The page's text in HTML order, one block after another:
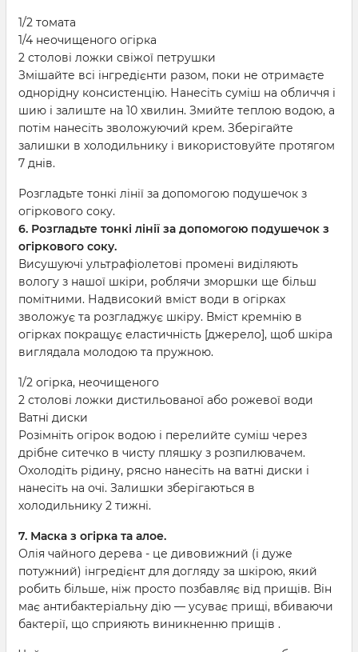
1/2 томата
1/4 неочищеного огірка
2 столові ложки свіжої петрушки
Змішайте всі інгредієнти разом, поки не отримаєте
однорідну консистенцію. Нанесіть суміш на обличчя і
шию і залиште на 10 хвилин. Змийте теплою водою, а
потім нанесіть зволожуючий крем. Зберігайте
залишки в холодильнику і використовуйте протягом
7 днів.
Розгладьте тонкі лінії за допомогою подушечок з
огіркового соку.
6. Розгладьте тонкі лінії за допомогою подушечок з
огіркового соку.
Висушуючі ультрафіолетові промені виділяють
вологу з нашої шкіри, роблячи зморшки ще більш
помітними. Надвисокий вміст води в огірках
зволожує та розгладжує шкіру. Вміст кремнію в
огірках покращує еластичність [джерело], щоб шкіра
виглядала молодою та пружною.
1/2 огірка, неочищеного
2 столові ложки дистильованої або рожевої води
Ватні диски
Розімніть огірок водою і перелийте суміш через
дрібне ситечко в чисту пляшку з розпилювачем.
Охолодіть рідину, рясно нанесіть на ватні диски і
нанесіть на очі. Залишки зберігаються в
холодильнику 2 тижні.
7. Маска з огірка та алое.
Олія чайного дерева - це дивовижний (і дуже
потужний) інгредієнт для догляду за шкірою, який
робить більше, ніж просто позбавляє від прищів. Він
має антибактеріальну дію — усуває прищі, вбиваючи
бактерії, що сприяють виникненню прищів .